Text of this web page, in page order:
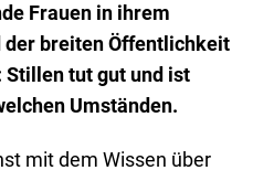
Frauen in ihrem
der breiten Öffentlichkeit
tut gut und ist
Umständen.
mit dem Wissen über